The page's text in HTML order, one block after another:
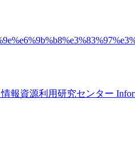
資源利用研究センター